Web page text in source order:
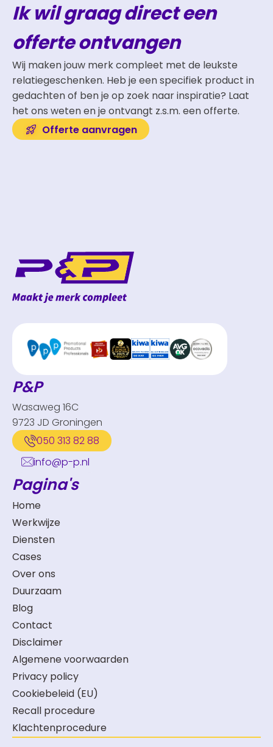
Ik wil graag direct een
offerte ontvangen
Wij maken jouw merk compleet met de leukste
relatiegeschenken. Heb je een specifiek product in
gedachten of ben je op zoek naar inspiratie? Laat
het ons weten en je ontvangt z.s.m. een offerte.
Offerte aanvragen
P&P
Wasaweg 16C
9723 JD Groningen
050 313 82 88
info@p-p.nl
Pagina's
Home
Werkwijze
Diensten
Cases
Over ons
Duurzaam
Blog
Contact
Disclaimer
Algemene voorwaarden
Privacy policy
Cookiebeleid (EU)
Recall procedure
Klachtenprocedure